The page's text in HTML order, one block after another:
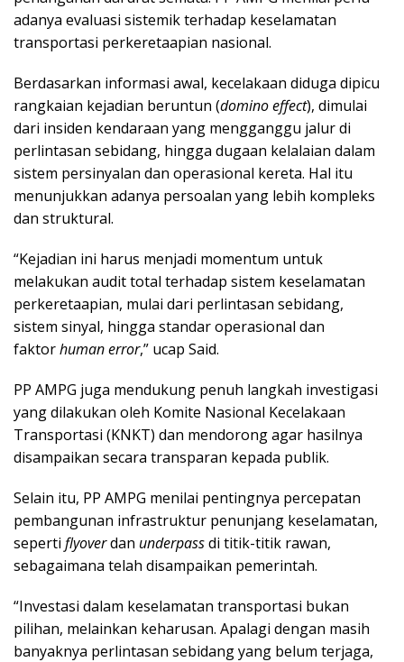
adanya evaluasi sistemik terhadap keselamatan
transportasi perkeretaapian nasional.
Berdasarkan informasi awal, kecelakaan diduga dipicu
rangkaian kejadian beruntun (domino effect), dimulai
dari insiden kendaraan yang mengganggu jalur di
perlintasan sebidang, hingga dugaan kelalaian dalam
sistem persinyalan dan operasional kereta. Hal itu
menunjukkan adanya persoalan yang lebih kompleks
dan struktural.
“Kejadian ini harus menjadi momentum untuk
melakukan audit total terhadap sistem keselamatan
perkeretaapian, mulai dari perlintasan sebidang,
sistem sinyal, hingga standar operasional dan
faktorhuman error,” ucap Said.
PP AMPG juga mendukung penuh langkah investigasi
yang dilakukan oleh Komite Nasional Kecelakaan
Transportasi (KNKT) dan mendorong agar hasilnya
disampaikan secara transparan kepada publik.
Selain itu, PP AMPG menilai pentingnya percepatan
pembangunan infrastruktur penunjang keselamatan,
seperti flyoverdan underpassdi titik-titik rawan,
sebagaimana telah disampaikan pemerintah.
“Investasi dalam keselamatan transportasi bukan
pilihan, melainkan keharusan. Apalagi dengan masih
banyaknya perlintasan sebidang yang belum terjaga,